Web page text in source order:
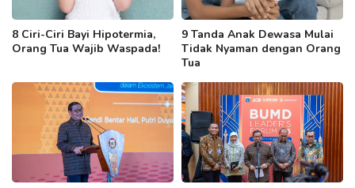
8 Ciri-Ciri Bayi Hipotermia,
Orang Tua Wajib Waspada!
9 Tanda Anak Dewasa Mulai
Tidak Nyaman dengan Orang
Tua